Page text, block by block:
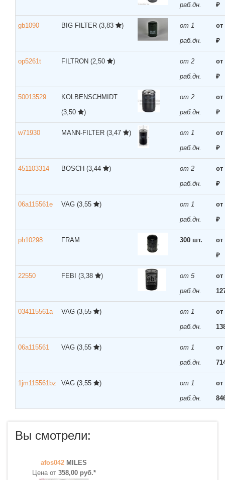
раб.дн.
₽
gb1090 BIG FILTER (3,83 )
от 1
раб.дн.
от
₽
op5261t FILTRON (2,50 )
от 2
раб.дн.
от
₽
50013529
KOLBENSCHMIDT
(3,50
)
от 2
раб.дн.
от
₽
w71930 MANN-FILTER (3,47 )
от 1
раб.дн.
от
₽
451103314 BOSCH (3,44 )
от 2
раб.дн.
от
₽
06a115561e VAG (3,55 )
от 1
раб.дн.
от
₽
ph10298 FRAM 300 шт.
от
₽
22550 FEBI (3,38 )
от 5
раб.дн.
от
034115561a VAG (3,55 )
от 1
раб.дн.
от
06a115561 VAG (3,55 )
от 1
раб.дн.
от
1jm115561bz VAG (3,55 )
от 1
раб.дн.
от
Вы смотрели:
afos042 MILES
Цена от 358,00 руб.*